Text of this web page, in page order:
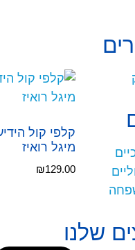
שלנו
קלפי קול
מיגל רואיז
₪129.00